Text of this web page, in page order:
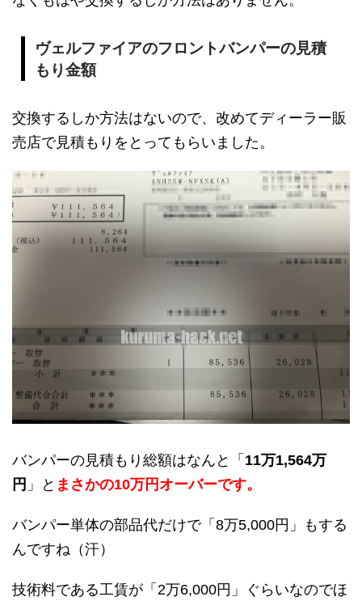
ヴェルファイアのフロントバンパーの見積
もり金額
交換するしか方法はないので、改めてディーラー販
売店で見積もりをとってもらいました。
バンパーの見積もり総額はなんと「 11万1,564万
円 」と まさかの10万円オーバーです。
バンパー単体の部品代だけで「8万5,000円」もする
んですね（汗）
技術料である工賃が「2万6,000円」ぐらいなのでほ